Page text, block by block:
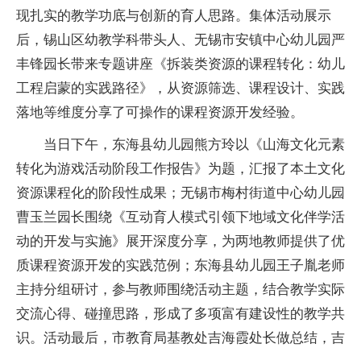
现扎实的教学功底与创新的育人思路。集体活动展示
后，锡山区幼教学科带头人、无锡市安镇中心幼儿园严
丰锋园长带来专题讲座《拆装类资源的课程转化：幼儿
工程启蒙的实践路径》，从资源筛选、课程设计、实践
落地等维度分享了可操作的课程资源开发经验。
当日下午，东海县幼儿园熊方玲以《山海文化元素
转化为游戏活动阶段工作报告》为题，汇报了本土文化
资源课程化的阶段性成果；无锡市梅村街道中心幼儿园
曹玉兰园长围绕《互动育人模式引领下地域文化伴学活
动的开发与实施》展开深度分享，为两地教师提供了优
质课程资源开发的实践范例；东海县幼儿园王子胤老师
主持分组研讨，参与教师围绕活动主题，结合教学实际
交流心得、碰撞思路，形成了多项富有建设性的教学共
识。活动最后，市教育局基教处吉海霞处长做总结，吉